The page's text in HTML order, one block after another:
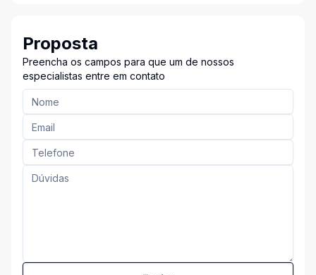
Proposta
Preencha os campos para que um de nossos
especialistas entre em contato